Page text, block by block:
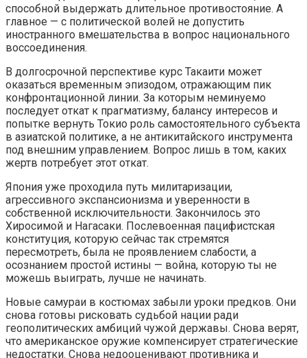
способной выдержать длительное противостояние. А
главное — с политической волей не допустить
иностранного вмешательства в вопрос национального
воссоединения.
В долгосрочной перспективе курс Такаити может
оказаться временным эпизодом, отражающим пик
конфронтационной линии. За которым неминуемо
последует откат к прагматизму, балансу интересов и
попытке вернуть Токио роль самостоятельного субъекта
в азиатской политике, а не антикитайского инструмента
под внешним управлением. Вопрос лишь в том, каких
жертв потребует этот откат.
Япония уже проходила путь милитаризации,
агрессивного экспансионизма и уверенности в
собственной исключительности. Закончилось это
Хиросимой и Нагасаки. Послевоенная пацифистская
конституция, которую сейчас так стремятся
пересмотреть, была не проявлением слабости, а
осознанием простой истины — война, которую ты не
можешь выиграть, лучше не начинать.
Новые самураи в костюмах забыли уроки предков. Они
снова готовы рисковать судьбой нации ради
геополитических амбиций чужой державы. Снова верят,
что американское оружие компенсирует стратегические
недостатки. Снова недооценивают противника и